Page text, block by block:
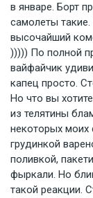
в январе. Борт
самолеты
высочайший
))))) По полной
вайфайчик
капец просто.
Но что вы
из телятины
некоторых моих
грудинкой
поливкой,
фыркали. Но
такой реакции.